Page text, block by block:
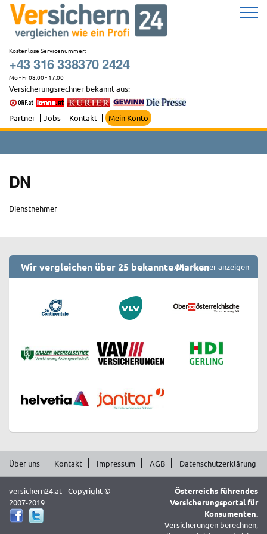
Zum
Inhalt
springen
Kostenlose Servicenummer:
+43 316 338370 2424
Mo - Fr 08:00 - 17:00
Versicherungsrechner bekannt aus:
Partner Jobs Kontakt Mein Konto
DN
Dienstnehmer
Wir vergleichen über 25 bekannte MarkenAlle Partner anzeigen
Über uns Kontakt Impressum AGB Datenschutzerklärung
versichern24.at - Copyright ©
2007-2019
Österreichs führendes
Versicherungsportal für
Konsumenten.
Versicherungen berechnen,